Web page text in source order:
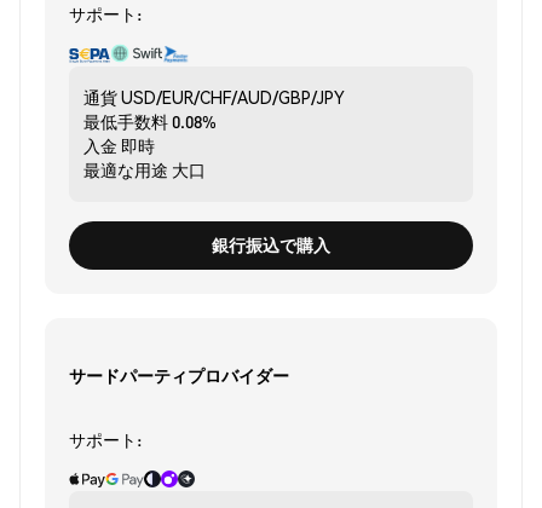
サポート:
通貨USD/EUR/CHF/AUD/GBP/JPY
最低手数料0.08%
入金 即時
最適な用途 大口
銀行振込で購入
サードパーティプロバイダー
サポート: